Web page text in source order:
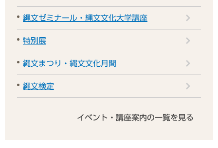
縄文ゼミナール・縄文文化大学講座
特別展
縄文まつり・縄文文化月間
縄文検定
イベント・講座案内の一覧を見る